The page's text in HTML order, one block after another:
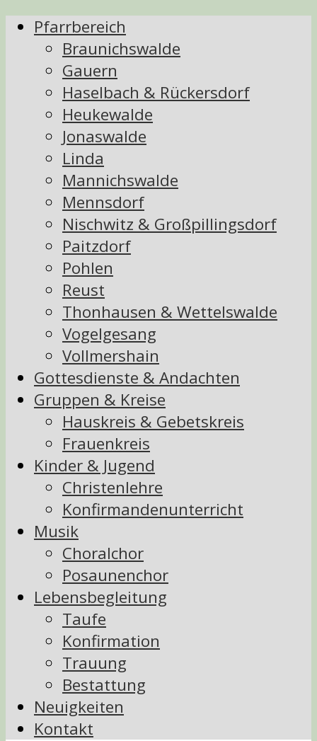
Pfarrbereich
Braunichswalde
Gauern
Haselbach & Rückersdorf
Heukewalde
Jonaswalde
Linda
Mannichswalde
Mennsdorf
Nischwitz & Großpillingsdorf
Paitzdorf
Pohlen
Reust
Thonhausen & Wettelswalde
Vogelgesang
Vollmershain
Gottesdienste & Andachten
Gruppen & Kreise
Hauskreis & Gebetskreis
Frauenkreis
Kinder & Jugend
Christenlehre
Konfirmandenunterricht
Musik
Choralchor
Posaunenchor
Lebensbegleitung
Taufe
Konfirmation
Trauung
Bestattung
Neuigkeiten
Kontakt